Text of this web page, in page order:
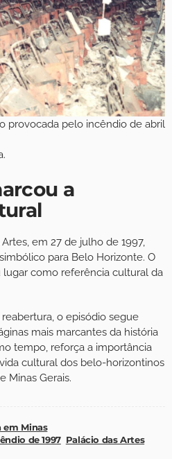
provocada pelo incêndio de abril
a
em 27 de julho de 1997,
para Belo Horizonte. O
como referência cultural da
o episódio segue
mais marcantes da história
tempo, reforça a importância
cultural dos belo-horizontinos
Minas Gerais.
em Minas
de 1997 Palácio das Artes